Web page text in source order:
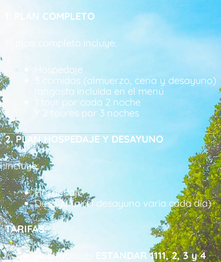
1. PLAN COMPLETO
El plan completo incluye:
Hospedaje
3 comidas (almuerzo, cena y desayuno)
langosta incluida en el menú
1 tour por cada 2 noche
Y 2 toures por 3 noches
2. PLAN HOSPEDAJE Y DESAYUNO
Incluye:
Hospedaje
Desayuno (el desayuno varia cada día)
TARIFAS
Habitaciones
ESTANDAR 1111, 2, 3 y 4